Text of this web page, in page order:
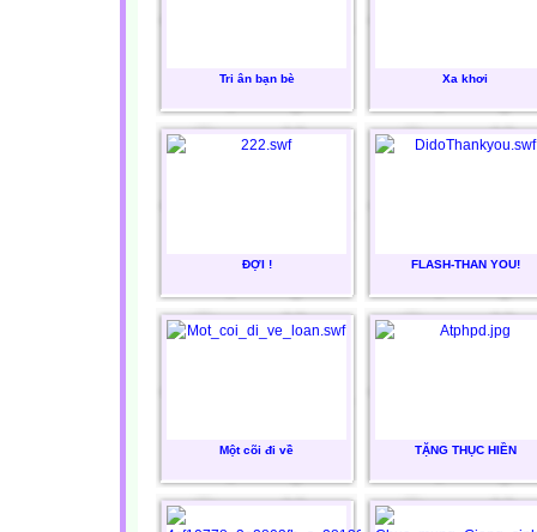
Tri ân bạn bè Xa khơi
ĐỢI ! FLASH-THAN YOU!
Một cõi đi về TẶNG THỤC HIỀN